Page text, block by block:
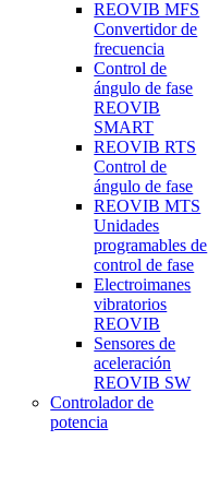
REOVIB MFS
Convertidor de
frecuencia
Control de
ángulo de fase
REOVIB
SMART
REOVIB RTS
Control de
ángulo de fase
REOVIB MTS
Unidades
programables de
control de fase
Electroimanes
vibratorios
REOVIB
Sensores de
aceleración
REOVIB SW
Controlador de
potencia